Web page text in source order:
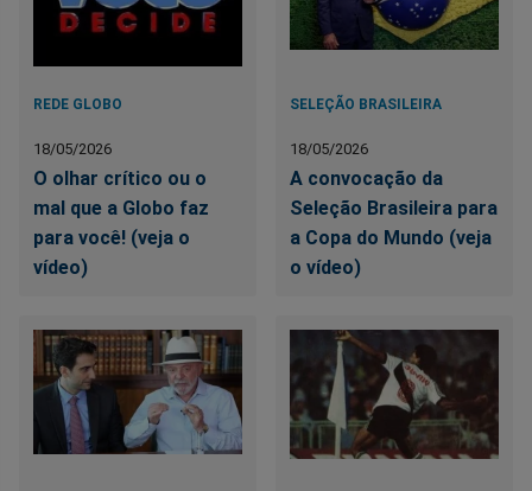
REDE GLOBO
18/05/2026
O olhar crítico ou o
mal que a Globo faz
para você! (veja o
vídeo)
SELEÇÃO BRASILEIRA
18/05/2026
A convocação da
Seleção Brasileira para
a Copa do Mundo (veja
o vídeo)